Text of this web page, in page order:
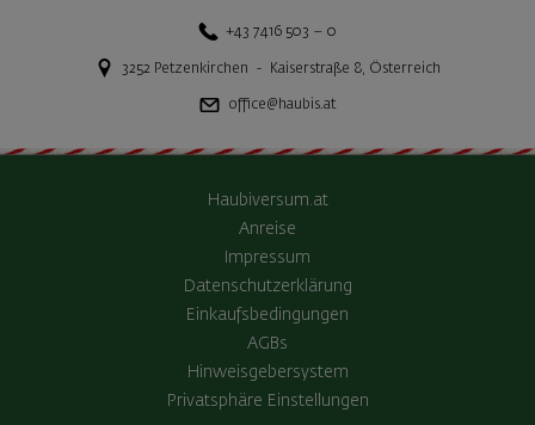
+43 7416 503 – 0
3252 Petzenkirchen - Kaiserstraße 8, Österreich
office@haubis.at
Haubiversum.at
Anreise
Impressum
Datenschutzerklärung
Einkaufsbedingungen
AGBs
Hinweisgebersystem
Privatsphäre Einstellungen